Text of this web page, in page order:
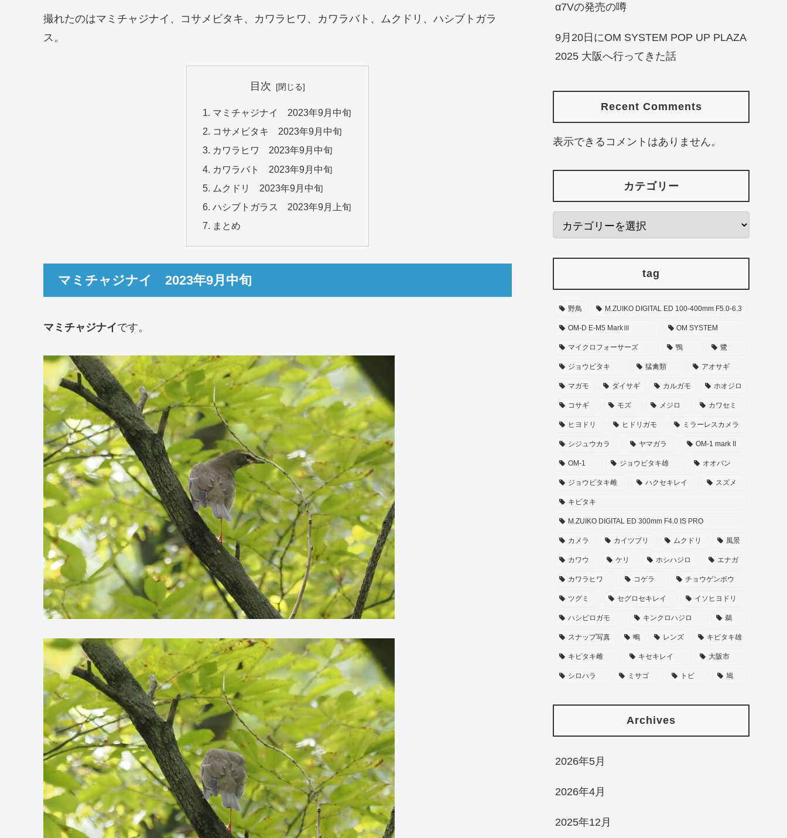
撮れたのはマミチャジナイ、コサメビタキ、カワラヒワ、カワラバト、ムクドリ、ハシブトガラ
ス。
目次
マミチャジナイ 2023年9月中旬
コサメビタキ 2023年9月中旬
カワラヒワ 2023年9月中旬
カワラバト 2023年9月中旬
ムクドリ 2023年9月中旬
ハシブトガラス 2023年9月上旬
まとめ
マミチャジナイ 2023年9月中旬
マミチャジナイです。
α7Vの発売の噂
9月20日にOM SYSTEM POP UP PLAZA
2025 大阪へ行ってきた話
Recent Comments
表示できるコメントはありません。
カテゴリー
tag
野鳥 M.ZUIKO DIGITAL ED 100-400mm F5.0-6.3
OM-D E-M5 MarkⅢ OM SYSTEM
マイクロフォーサーズ 鴨 鷺
ジョウビタキ 猛禽類 アオサギ
マガモ ダイサギ カルガモ ホオジロ
コサギ モズ メジロ カワセミ
ヒヨドリ ヒドリガモ ミラーレスカメラ
シジュウカラ ヤマガラ OM-1 mark II
OM-1 ジョウビタキ雄 オオバン
ジョウビタキ雌 ハクセキレイ スズメ
キビタキ
M.ZUIKO DIGITAL ED 300mm F4.0 IS PRO
カメラ カイツブリ ムクドリ 風景
カワウ ケリ ホシハジロ エナガ
カワラヒワ コゲラ チョウゲンボウ
ツグミ セグロセキレイ イソヒヨドリ
ハシビロガモ キンクロハジロ 鵜
スナップ写真 鴫 レンズ キビタキ雄
キビタキ雌 キセキレイ 大阪市
シロハラ ミサゴ トビ 鳩
Archives
2026年5月
2026年4月
2025年12月